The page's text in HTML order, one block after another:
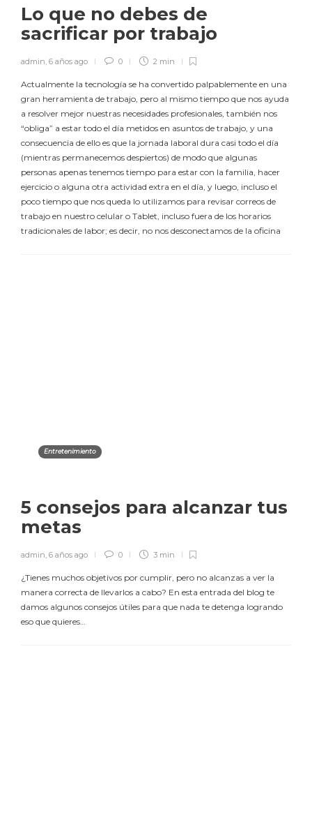
Lo que no debes de
sacrificar por trabajo
admin, 6 años ago 0 2 min
Actualmente la tecnología se ha convertido palpablemente en una
gran herramienta de trabajo, pero al mismo tiempo que nos ayuda
a resolver mejor nuestras necesidades profesionales, también nos
“obliga” a estar todo el día metidos en asuntos de trabajo, y una
consecuencia de ello es que la jornada laboral dura casi todo el día
(mientras permanecemos despiertos) de modo que algunas
personas apenas tenemos tiempo para estar con la familia, hacer
ejercicio o alguna otra actividad extra en el día, y luego, incluso el
poco tiempo que nos queda lo utilizamos para revisar correos de
trabajo en nuestro celular o Tablet, incluso fuera de los horarios
tradicionales de labor; es decir, no nos desconectamos de la oficina
Entretenimiento
5 consejos para alcanzar tus
metas
admin, 6 años ago 0 3 min
¿Tienes muchos objetivos por cumplir, pero no alcanzas a ver la
manera correcta de llevarlos a cabo? En esta entrada del blog te
damos algunos consejos útiles para que nada te detenga logrando
eso que quieres…